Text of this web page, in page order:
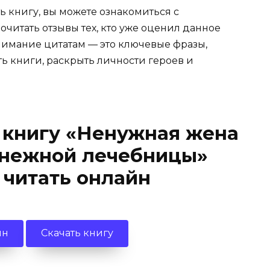
книгу, вы можете ознакомиться с
отзывы тех, кто уже оценил данное
цитатам — это ключевые фразы,
книги, раскрыть личности героев и
«Ненужная жена
лечебницы»
онлайн
Скачать книгу